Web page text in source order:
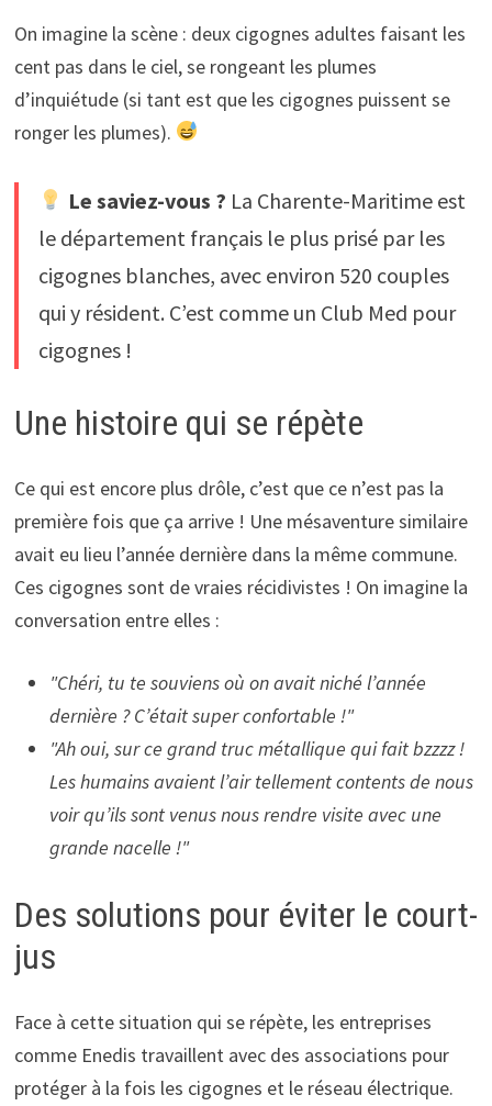
On imagine la scène : deux cigognes adultes faisant les
cent pas dans le ciel, se rongeant les plumes
d’inquiétude (si tant est que les cigognes puissent se
ronger les plumes).
Le saviez-vous ? La Charente-Maritime est
le département français le plus prisé par les
cigognes blanches, avec environ 520 couples
qui y résident. C’est comme un Club Med pour
cigognes !
Une histoire qui se répète
Ce qui est encore plus drôle, c’est que ce n’est pas la
première fois que ça arrive ! Une mésaventure similaire
avait eu lieu l’année dernière dans la même commune.
Ces cigognes sont de vraies récidivistes ! On imagine la
conversation entre elles :
"Chéri, tu te souviens où on avait niché l’année
dernière ? C’était super confortable !"
"Ah oui, sur ce grand truc métallique qui fait bzzzz !
Les humains avaient l’air tellement contents de nous
voir qu’ils sont venus nous rendre visite avec une
grande nacelle !"
Des solutions pour éviter le court-
jus
Face à cette situation qui se répète, les entreprises
comme Enedis travaillent avec des associations pour
protéger à la fois les cigognes et le réseau électrique.